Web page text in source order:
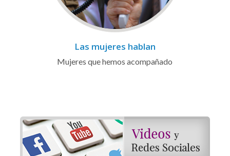
Las mujeres hablan
Mujeres que hemos acompañado